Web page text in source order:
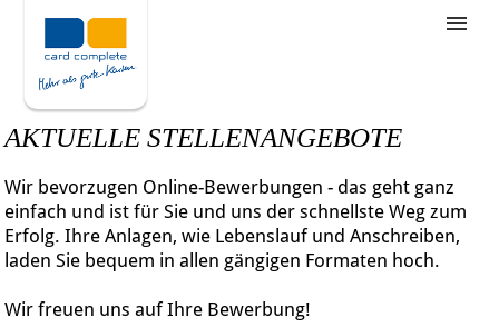
Stellenangebote
Unternehmensziele
Wie bewerbe ich mich
AKTUELLE STELLENANGEBOTE
Wir bevorzugen Online-Bewerbungen - das geht ganz
einfach und ist für Sie und uns der schnellste Weg zum
Erfolg. Ihre Anlagen, wie Lebenslauf und Anschreiben,
laden Sie bequem in allen gängigen Formaten hoch.
Wir freuen uns auf Ihre Bewerbung!